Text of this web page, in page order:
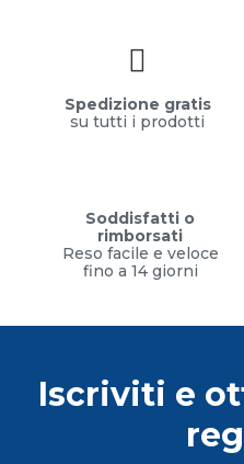
Spedizione gratis
su tutti i prodotti
Soddisfatti o
rimborsati
Reso facile e veloce
fino a 14 giorni
Iscriviti e